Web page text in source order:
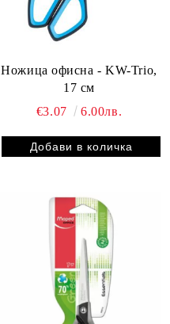
Ножица офисна - KW-Trio,
17 см
€3.07
6.00лв.